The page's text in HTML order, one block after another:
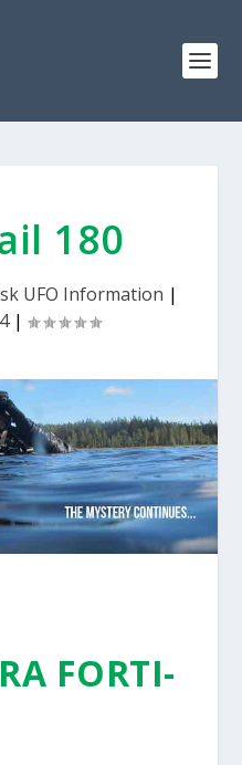
180
UFO Information |
|
FOR­TI­